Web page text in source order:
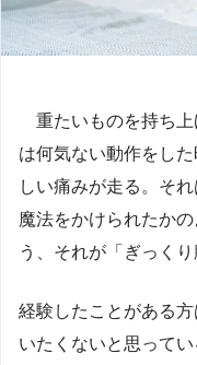
重たいものを持ち上
は何気ない動作をし
しい痛みが走る。そ
魔法をかけられたか
う、それが「ぎっくり
経験したことがある
いたくないと思って